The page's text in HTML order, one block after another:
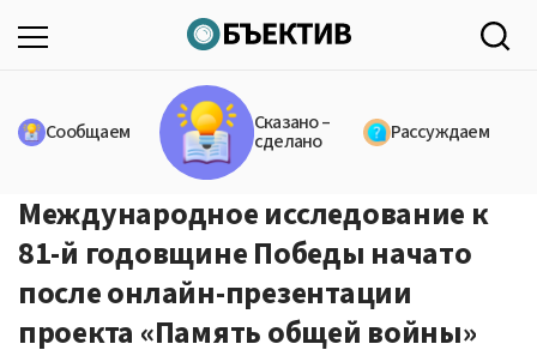
Сообщаем Сказано –
сделано Рассуждаем
Международное исследование к
81-й годовщине Победы начато
после онлайн-презентации
проекта «Память общей войны»